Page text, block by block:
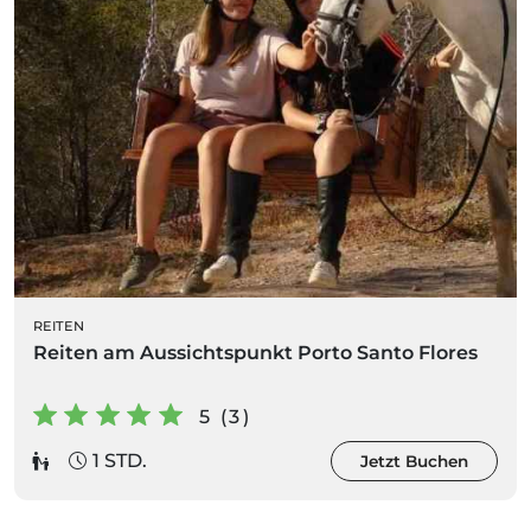
REITEN
Reiten am Aussichtspunkt Porto Santo Flores
5 (3)
1 STD.
Jetzt Buchen